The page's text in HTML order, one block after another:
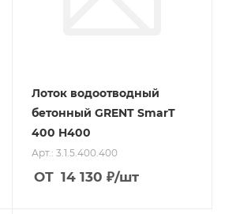
Лоток водоотводный
бетонный GRENT SmarT
400 H400
Арт.: 3.1.5.400.400
ОТ 14 130 ₽/шт